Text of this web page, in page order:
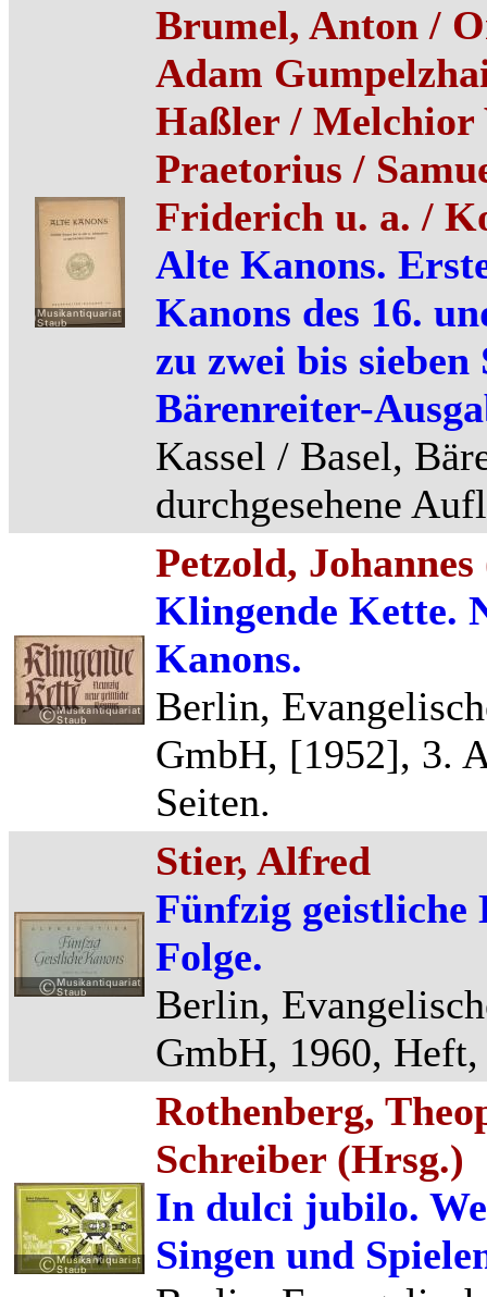
Brumel, Anton /
Adam
Haßler / Melchior
Praetorius /
Friderich u. a. /
Alte Kanons.
Kanons des 16.
zu zwei bis
Bärenreiter-
Kassel / Basel,
durchgesehene
Petzold,
Klingende Kette.
Kanons.
Berlin,
GmbH, [1952], 3.
Seiten.
Stier, Alfred
Fünfzig geistliche
Folge.
Berlin,
GmbH, 1960,
Rothenberg,
Schreiber (Hrsg.)
In dulci jubilo.
Singen und